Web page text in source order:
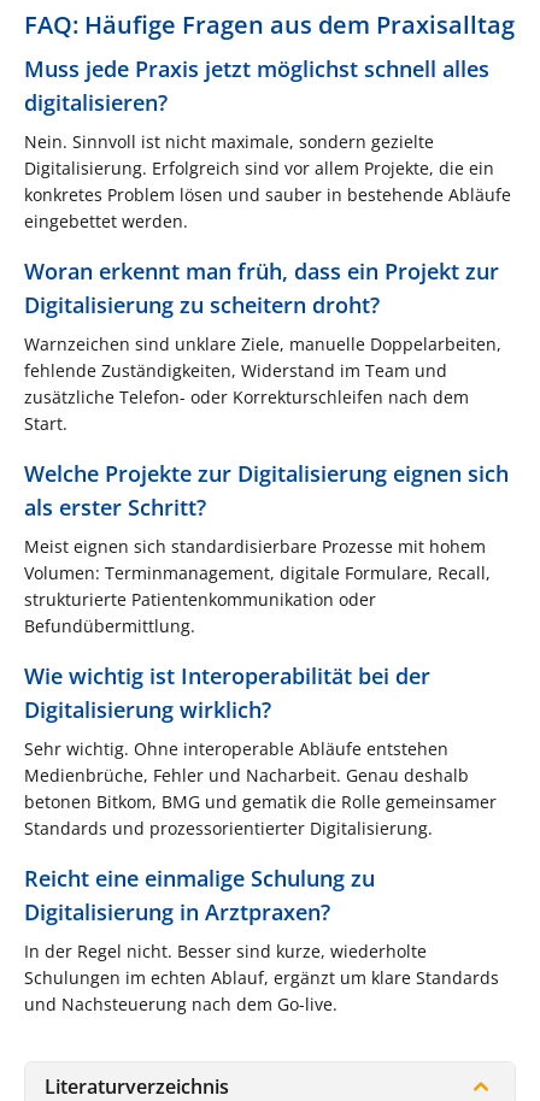
FAQ: Häufige Fragen aus dem Praxisalltag
Muss jede Praxis jetzt möglichst schnell alles
digitalisieren?
Nein. Sinnvoll ist nicht maximale, sondern gezielte
Digitalisierung. Erfolgreich sind vor allem Projekte, die ein
konkretes Problem lösen und sauber in bestehende Abläufe
eingebettet werden.
Woran erkennt man früh, dass ein Projekt zur
Digitalisierung zu scheitern droht?
Warnzeichen sind unklare Ziele, manuelle Doppelarbeiten,
fehlende Zuständigkeiten, Widerstand im Team und
zusätzliche Telefon- oder Korrekturschleifen nach dem
Start.
Welche Projekte zur Digitalisierung eignen sich
als erster Schritt?
Meist eignen sich standardisierbare Prozesse mit hohem
Volumen: Terminmanagement, digitale Formulare, Recall,
strukturierte Patientenkommunikation oder
Befundübermittlung.
Wie wichtig ist Interoperabilität bei der
Digitalisierung wirklich?
Sehr wichtig. Ohne interoperable Abläufe entstehen
Medienbrüche, Fehler und Nacharbeit. Genau deshalb
betonen Bitkom, BMG und gematik die Rolle gemeinsamer
Standards und prozessorientierter Digitalisierung.
Reicht eine einmalige Schulung zu
Digitalisierung in Arztpraxen?
In der Regel nicht. Besser sind kurze, wiederholte
Schulungen im echten Ablauf, ergänzt um klare Standards
und Nachsteuerung nach dem Go-live.
Literaturverzeichnis